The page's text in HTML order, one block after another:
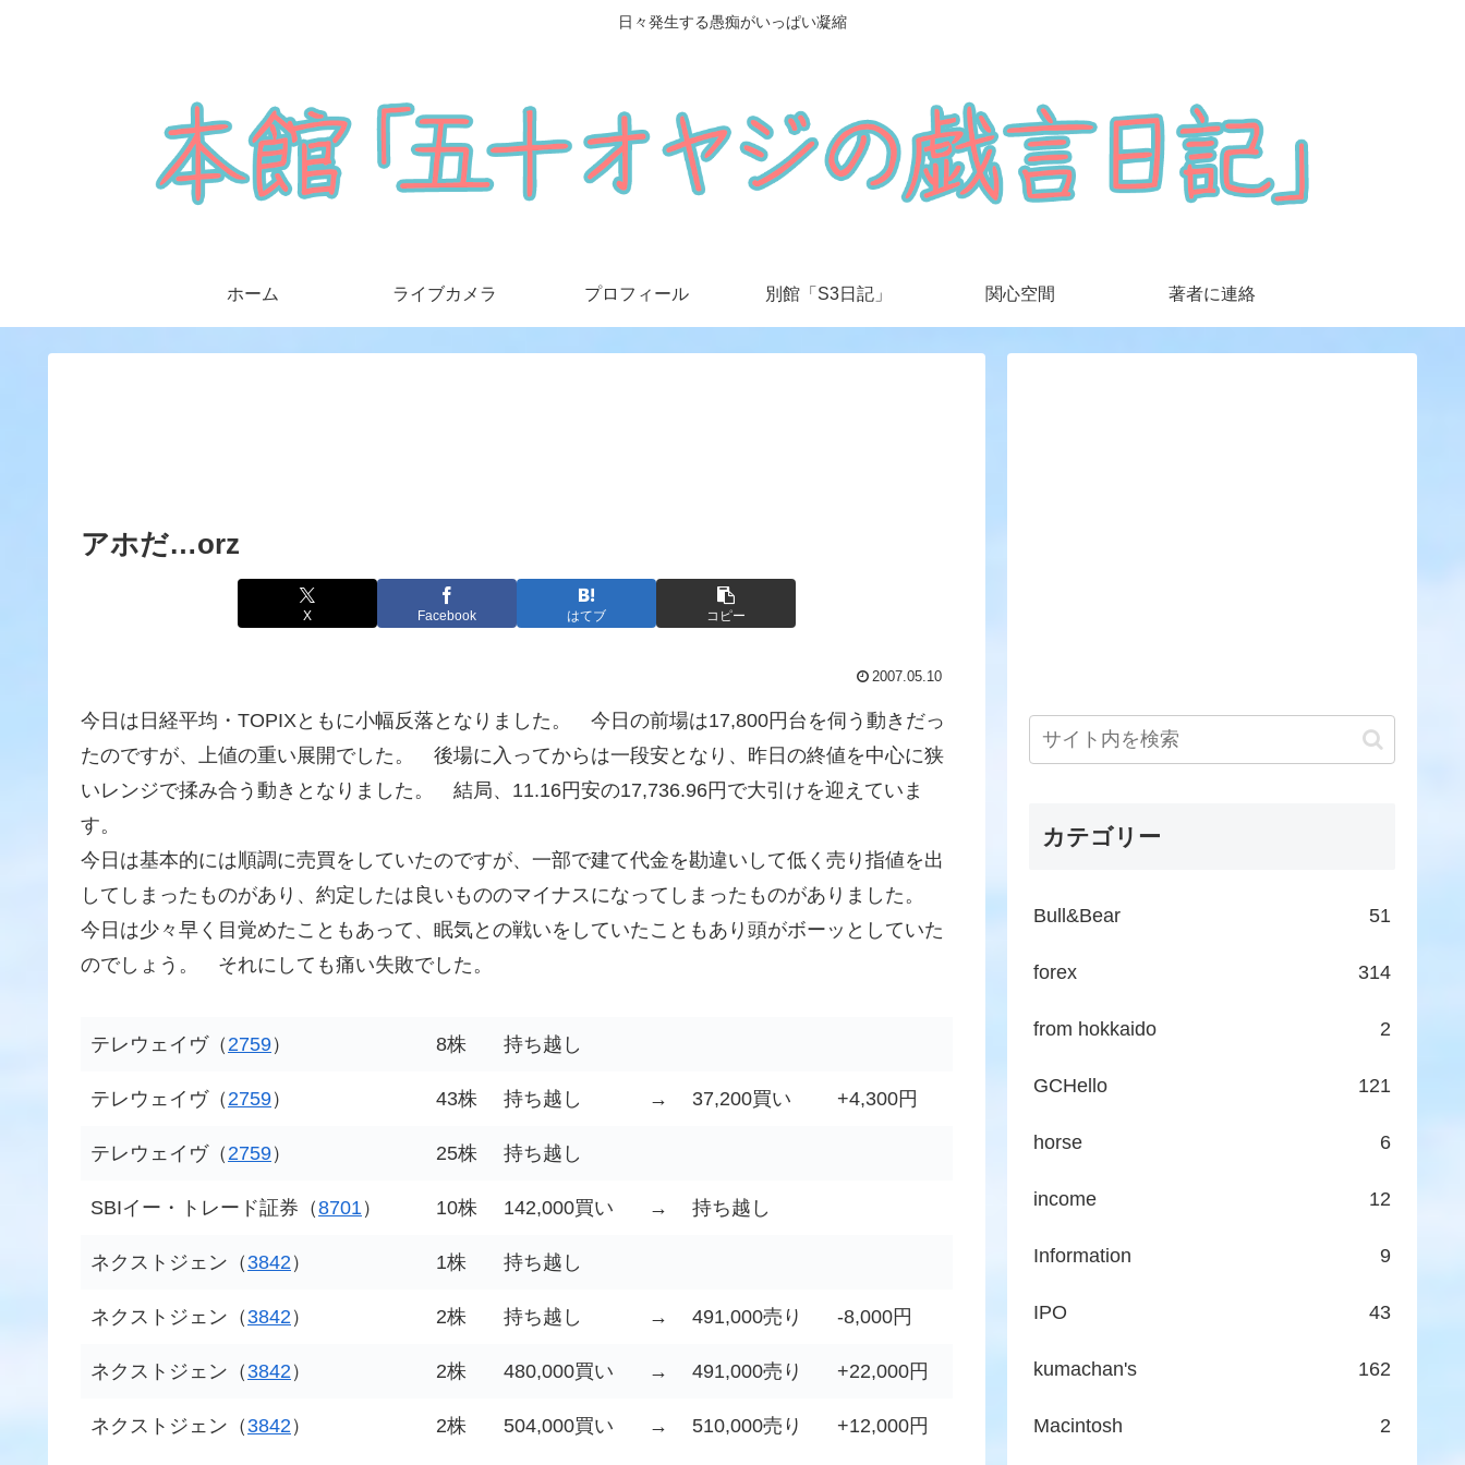
日々発生する愚痴がいっぱい凝縮
ホーム ライブカメラ プロフィール 別館「S3日記」 関心空間 著者に連絡
アホだ…orz
X Facebook はてブ コピー
2007.05.10
今日は日経平均・TOPIXともに小幅反落となりました。 今日の前場は17,800円台を伺う動きだっ
たのですが、上値の重い展開でした。 後場に入ってからは一段安となり、昨日の終値を中心に狭
いレンジで揉み合う動きとなりました。 結局、11.16円安の17,736.96円で大引けを迎えていま
す。
今日は基本的には順調に売買をしていたのですが、一部で建て代金を勘違いして低く売り指値を出
してしまったものがあり、約定したは良いもののマイナスになってしまったものがありました。
今日は少々早く目覚めたこともあって、眠気との戦いをしていたこともあり頭がボーッとしていた
のでしょう。 それにしても痛い失敗でした。
テレウェイヴ（ 2759） 8株 持ち越し
テレウェイヴ（ 2759） 43株 持ち越し → 37,200買い +4,300円
テレウェイヴ（ 2759） 25株 持ち越し
SBIイー・トレード証券（8701） 10株 142,000買い → 持ち越し
ネクストジェン（ 3842） 1株 持ち越し
ネクストジェン（ 3842） 2株 持ち越し → 491,000売り -8,000円
ネクストジェン（ 3842） 2株 480,000買い → 491,000売り +22,000円
ネクストジェン（ 3842） 2株 504,000買い → 510,000売り +12,000円
カテゴリー
Bull&Bear 51
forex 314
from hokkaido 2
GCHello 121
horse 6
income 12
Information 9
IPO 43
kumachan's 162
Macintosh 2